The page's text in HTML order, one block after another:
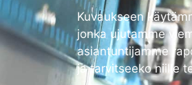
Kuvaukseen
jonka ujutamme
asiantuntijamme
ja tarvitseeko niille